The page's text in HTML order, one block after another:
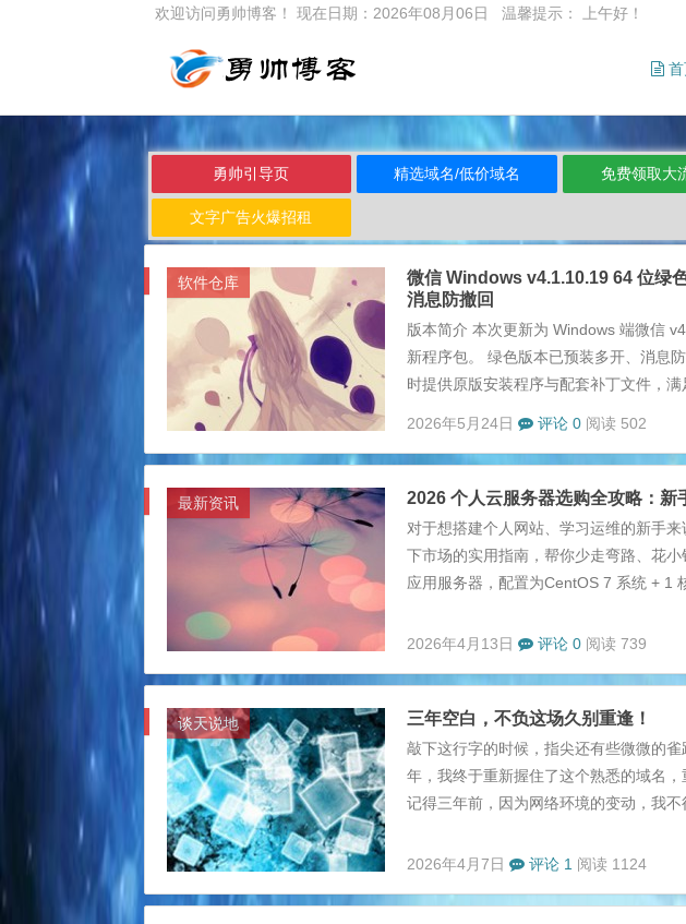
欢迎访问勇帅博客！ 现在日期：2026年08月06日 温馨提示： 上午好！
勇帅引导页 精选域名/低价域名 免费领取大
文字广告火爆招租
软件仓库
微信 Windows v4.1.10.19 64 位绿
消息防撤回
版本简介 本次更新为 Windows 端微信
新程序包。 绿色版本已预装多开、消息
时提供原版安装程序与配套补丁文件，
载，规避下载受限问题。 资源下载 内
盘 链接：https://pan.baidu.com/s/
s...
2026年5月24日 评论 0 阅读 502
最新资讯 2026 个人云服务器选购全攻略：新
对于想搭建个人网站、学习运维的新手
下市场的实用指南，帮你少走弯路、花
应用服务器，配置为CentOS 7 系统 + 1
想清楚：你真的需要买服务器吗？ 服务
直接用 CSDN、博客园、掘金、知乎专
2026年4月13日 评论 0 阅读 739
谈天说地 三年空白，不负这场久别重逢！
敲下这行字的时候，指尖还有些微微的
年，我终于重新握住了这个熟悉的域名
记得三年前，因为网络环境的变动，我
我翻遍了博客里的每一篇文章，从最初
得，或许这片小天地，再也不会有重新
2026年4月7日 评论 1 阅读 1124